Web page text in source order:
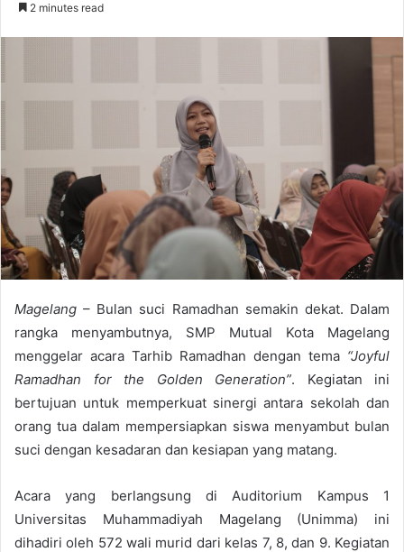
l
2 minutes read
Magelang – Bulan suci Ramadhan semakin dekat. Dalam
rangka menyambutnya, SMP Mutual Kota Magelang
menggelar acara Tarhib Ramadhan dengan tema “Joyful
Ramadhan for the Golden Generation”. Kegiatan ini
bertujuan untuk memperkuat sinergi antara sekolah dan
orang tua dalam mempersiapkan siswa menyambut bulan
suci dengan kesadaran dan kesiapan yang matang.
Acara yang berlangsung di Auditorium Kampus 1
Universitas Muhammadiyah Magelang (Unimma) ini
dihadiri oleh 572 wali murid dari kelas 7, 8, dan 9. Kegiatan